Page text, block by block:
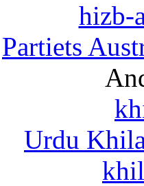
hizb-
Partiets
Urdu